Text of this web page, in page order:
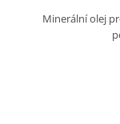
Minerální olej